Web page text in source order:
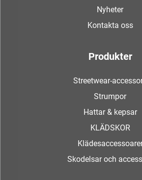
Nyheter
Kontakta oss
Produkter
Streetwear-
Strumpor
Hattar & kepsar
KLÄDSKOR
Skodelsar och